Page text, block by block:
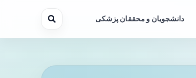
دانشجویان و محققان پزشکی